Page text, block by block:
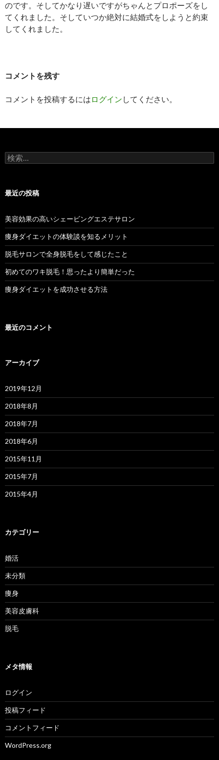
のです。そしてかなり遅いですがちゃんとプロポーズをし
てくれました。そしていつか絶対に結婚式をしようと約束
してくれました。
コメントを残す
コメントを投稿するには ログイン してください。
検
索:
最近の投稿
美容効果の高いシェービングエステサロン
痩身ダイエットの体験談を知るメリット
脱毛サロンで全身脱毛をして感じたこと
初めてのワキ脱毛！思ったより簡単だった
痩身ダイエットを成功させる方法
最近のコメント
アーカイブ
2019年12月
2018年8月
2018年7月
2018年6月
2015年11月
2015年7月
2015年4月
カテゴリー
婚活
未分類
痩身
美容皮膚科
脱毛
メタ情報
ログイン
投稿フィード
コメントフィード
WordPress.org